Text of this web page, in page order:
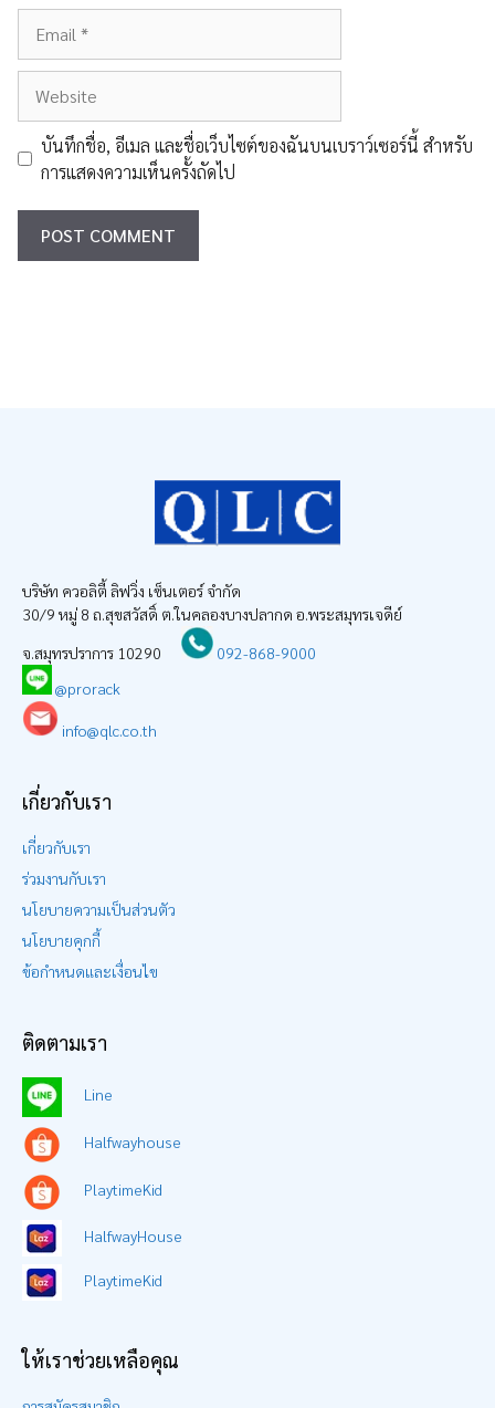
บันทึกชื่อ, อีเมล และชื่อเว็บไซต์ของฉันบนเบราว์เซอร์นี้ สำหรับ
การแสดงความเห็นครั้งถัดไป
บริษัท ควอลิตี้ ลิฟวิ่ง เซ็นเตอร์ จำกัด
30/9 หมู่ 8 ถ.สุขสวัสดิ์ ต.ในคลองบางปลากด อ.พระสมุทรเจดีย์
จ.สมุทรปราการ 10290
092-868-9000
@prorack
info@qlc.co.th
เกี่ยวกับเรา
เกี่ยวกับเรา
ร่วมงานกับเรา
นโยบายความเป็นส่วนตัว
นโยบายคุกกี้
ข้อกำหนดและเงื่อนไข
ติดตามเรา
Line
Halfwayhouse
PlaytimeKid
HalfwayHouse
PlaytimeKid
ให้เราช่วยเหลือคุณ